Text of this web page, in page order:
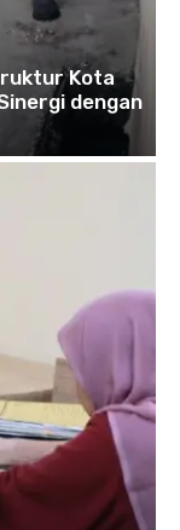
Kota
dengan